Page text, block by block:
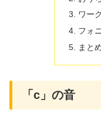
ワー
フォ
まと
「c」の音